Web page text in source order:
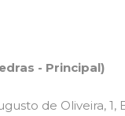
- Principal)
de Oliveira, 1,